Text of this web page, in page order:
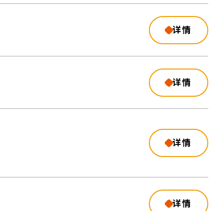
详情
详情
详情
详情